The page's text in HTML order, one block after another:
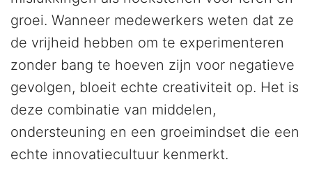
groei. Wanneer medewerkers weten dat ze
de vrijheid hebben om te experimenteren
zonder bang te hoeven zijn voor negatieve
gevolgen, bloeit echte creativiteit op. Het is
deze combinatie van middelen,
ondersteuning en een groeimindset die een
echte innovatiecultuur kenmerkt.